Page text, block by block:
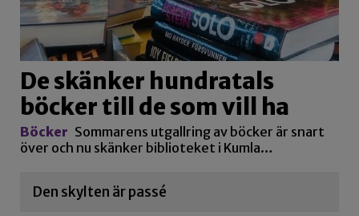
De skänker hundratals
böcker till de som vill ha
Böcker Sommarens utgallring av böcker är snart
över och nu skänker biblioteket i Kumla…
Den skylten är passé